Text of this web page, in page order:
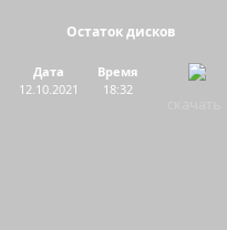
Остаток дисков
Дата
12.10.2021
Время
18:32